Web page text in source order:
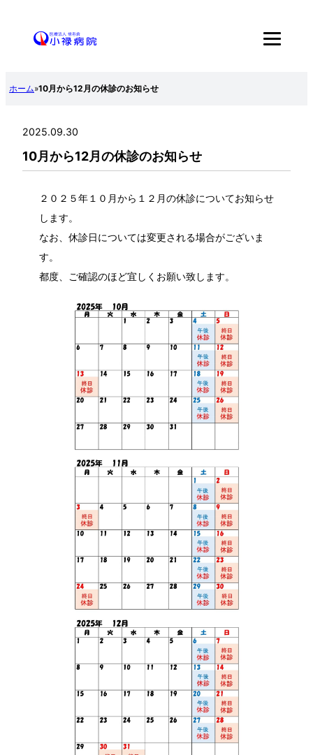
キ
ホーム»10月から12月の休診のお知らせ
2025.09.30
10月から12月の休診のお知らせ
２０２５年１０月から１２月の休診についてお知らせ
します。
なお、休診日については変更される場合がございま
す。
都度、ご確認のほど宜しくお願い致します。